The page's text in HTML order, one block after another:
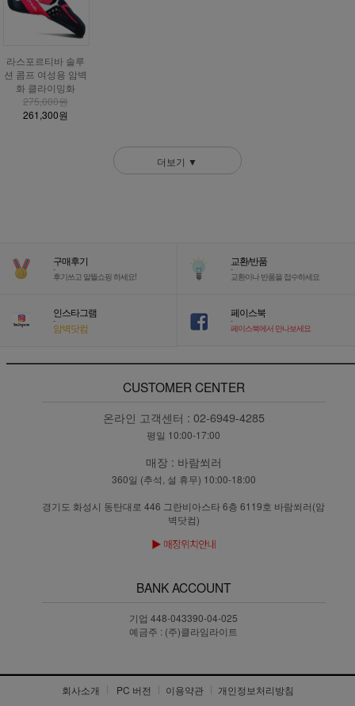
라스포르티바 솔루
션 콤프 여성용 암벽
화 클라이밍화
275,000원
261,300원
더보기 ▼
구매후기
-
후기쓰고 알뜰쇼핑 하세요!
교환/반품
-
교환이나 반품을 접수하세요
인스타그램
-
암벽닷컴
페이스북
-
페이스북에서 만나보세요
CUSTOMER CENTER
온라인 고객센터 : 02-6949-4285
평일 10:00-17:00
매장 : 바람쐬러
360일 (추석, 설 휴무) 10:00-18:00
경기도 화성시 동탄대로 446 그란비아스타 6층 6119호 바람쐬러(암
벽닷컴)
BANK ACCOUNT
기업 448-043390-04-025
예금주 : (주)클라임라이트
회사소개 PC 버전 이용약관 개인정보처리방침